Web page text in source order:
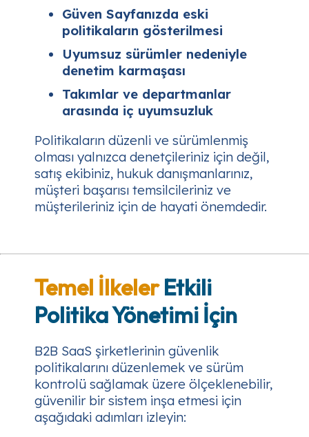
Güven Sayfanızda eski
politikaların gösterilmesi
Uyumsuz sürümler nedeniyle
denetim karmaşası
Takımlar ve departmanlar
arasında iç uyumsuzluk
Politikaların düzenli ve sürümlenmiş
olması yalnızca denetçileriniz için değil,
satış ekibiniz, hukuk danışmanlarınız,
müşteri başarısı temsilcileriniz ve
müşterileriniz için de hayati önemdedir.
Temel İlkelerEtkili
Politika Yönetimi İçin
B2B SaaS şirketlerinin güvenlik
politikalarını düzenlemek ve sürüm
kontrolü sağlamak üzere ölçeklenebilir,
güvenilir bir sistem inşa etmesi için
aşağıdaki adımları izleyin: